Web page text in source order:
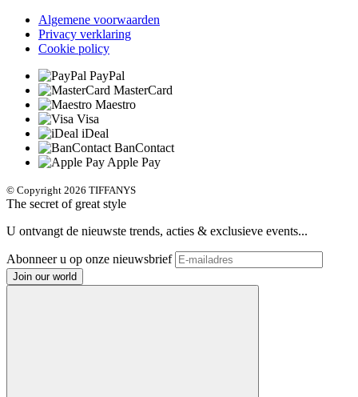
Algemene voorwaarden
Privacy verklaring
Cookie policy
PayPal
MasterCard
Maestro
Visa
iDeal
BanContact
Apple Pay
© Copyright 2026 TIFFANYS
The secret of great style
U ontvangt de nieuwste trends, acties & exclusieve events...
Abonneer u op onze nieuwsbrief
Join our world